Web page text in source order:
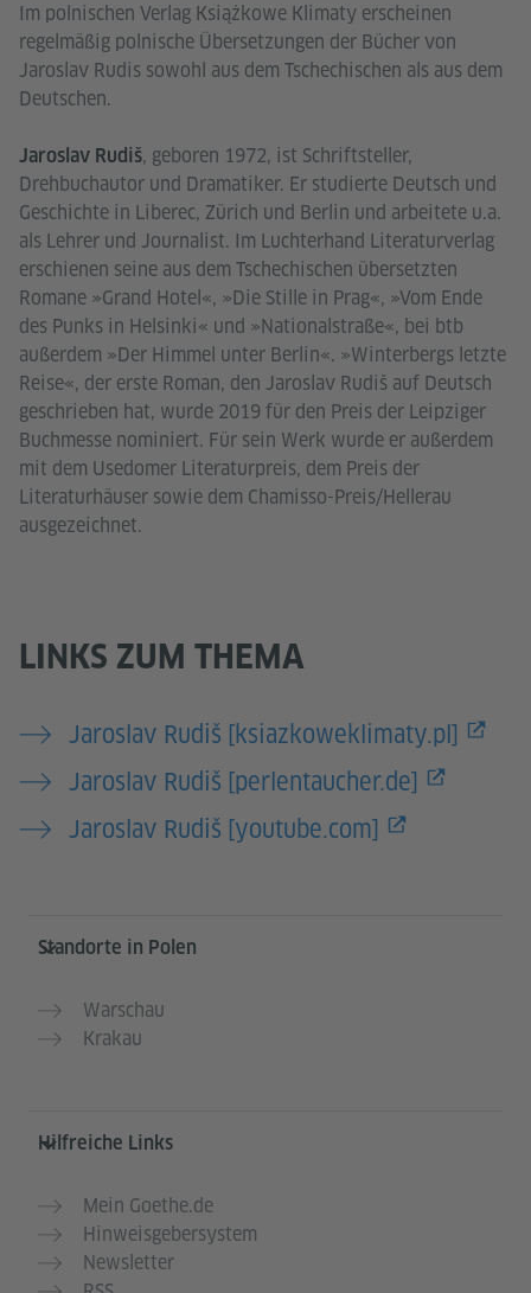
Im polnischen Verlag Książkowe Klimaty erscheinen
regelmäßig polnische Übersetzungen der Bücher von
Jaroslav Rudis sowohl aus dem Tschechischen als aus dem
Deutschen.
Jaroslav Rudiš, geboren 1972, ist Schriftsteller,
Drehbuchautor und Dramatiker. Er studierte Deutsch und
Geschichte in Liberec, Zürich und Berlin und arbeitete u.a.
als Lehrer und Journalist. Im Luchterhand Literaturverlag
erschienen seine aus dem Tschechischen übersetzten
Romane »Grand Hotel«, »Die Stille in Prag«, »Vom Ende
des Punks in Helsinki« und »Nationalstraße«, bei btb
außerdem »Der Himmel unter Berlin«. »Winterbergs letzte
Reise«, der erste Roman, den Jaroslav Rudiš auf Deutsch
geschrieben hat, wurde 2019 für den Preis der Leipziger
Buchmesse nominiert. Für sein Werk wurde er außerdem
mit dem Usedomer Literaturpreis, dem Preis der
Literaturhäuser sowie dem Chamisso-Preis/Hellerau
ausgezeichnet.
LINKS ZUM THEMA
Jaroslav Rudiš [ksiazkoweklimaty.pl]
Jaroslav Rudiš [perlentaucher.de]
Jaroslav Rudiš [youtube.com]
Service- und Informationsbereich
Standorte in Polen
Warschau
Krakau
Hilfreiche Links
Mein Goethe.de
Hinweisgebersystem
Newsletter